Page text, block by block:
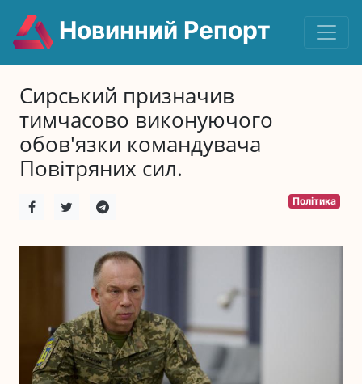
Новинний Репорт
Сирський призначив
тимчасово виконуючого
обов'язки командувача
Повітряних сил.
Політика